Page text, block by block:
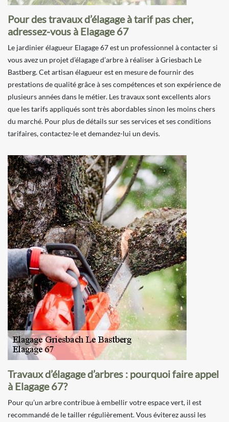
Pour des travaux d’élagage à tarif pas cher,
adressez-vous à Elagage 67
Le jardinier élagueur Elagage 67 est un professionnel à contacter si
vous avez un projet d’élagage d’arbre à réaliser à Griesbach Le
Bastberg. Cet artisan élagueur est en mesure de fournir des
prestations de qualité grâce à ses compétences et son expérience de
plusieurs années dans le métier. Les travaux sont excellents alors
que les tarifs appliqués sont très abordables sinon les moins chers
du marché. Pour plus de détails sur ses services et ses conditions
tarifaires, contactez-le et demandez-lui un devis.
Travaux d’élagage d’arbres : pourquoi faire appel
à Elagage 67?
Pour qu’un arbre contribue à embellir votre espace vert, il est
recommandé de le tailler régulièrement. Vous éviterez aussi les